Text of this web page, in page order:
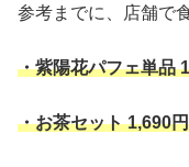
参考までに、店舗で
・紫陽花パフェ単品
・お茶セット 1,690